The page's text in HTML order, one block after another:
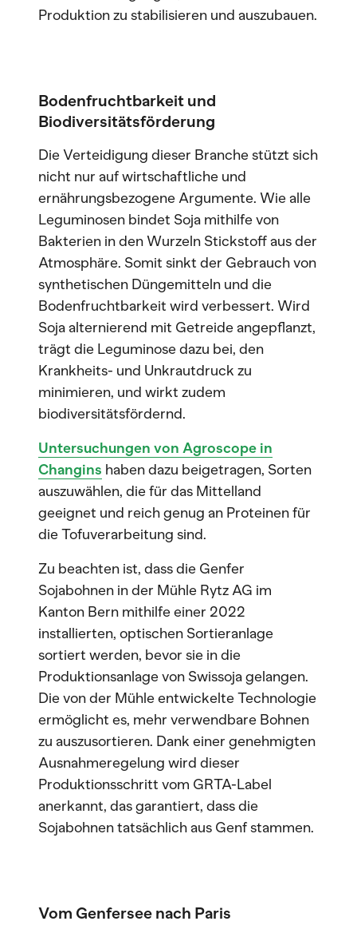
Produktion zu stabilisieren und auszubauen.
Bodenfruchtbarkeit und
Biodiversitätsförderung
Die Verteidigung dieser Branche stützt sich
nicht nur auf wirtschaftliche und
ernährungsbezogene Argumente. Wie alle
Leguminosen bindet Soja mithilfe von
Bakterien in den Wurzeln Stickstoff aus der
Atmosphäre. Somit sinkt der Gebrauch von
synthetischen Düngemitteln und die
Bodenfruchtbarkeit wird verbessert. Wird
Soja alternierend mit Getreide angepflanzt,
trägt die Leguminose dazu bei, den
Krankheits- und Unkrautdruck zu
minimieren, und wirkt zudem
biodiversitätsfördernd.
Untersuchungen von Agroscope in
Changins haben dazu beigetragen, Sorten
auszuwählen, die für das Mittelland
geeignet und reich genug an Proteinen für
die Tofuverarbeitung sind.
Zu beachten ist, dass die Genfer
Sojabohnen in der Mühle Rytz AG im
Kanton Bern mithilfe einer 2022
installierten, optischen Sortieranlage
sortiert werden, bevor sie in die
Produktionsanlage von Swissoja gelangen.
Die von der Mühle entwickelte Technologie
ermöglicht es, mehr verwendbare Bohnen
zu auszusortieren. Dank einer genehmigten
Ausnahmeregelung wird dieser
Produktionsschritt vom GRTA-Label
anerkannt, das garantiert, dass die
Sojabohnen tatsächlich aus Genf stammen.
Vom Genfersee nach Paris